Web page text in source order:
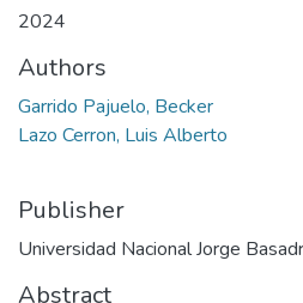
2024
Authors
Garrido Pajuelo, Becker
Lazo Cerron, Luis Alberto
Publisher
Universidad Nacional Jorge
Abstract